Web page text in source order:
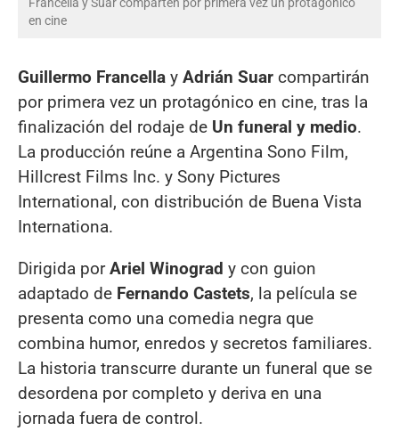
Francella y Suar comparten por primera vez un protagónico
en cine
Guillermo Francella y Adrián Suar compartirán
por primera vez un protagónico en cine, tras la
finalización del rodaje de Un funeral y medio.
La producción reúne a Argentina Sono Film,
Hillcrest Films Inc. y Sony Pictures
International, con distribución de Buena Vista
Internationa.
Dirigida porAriel Winograd y con guion
adaptado de Fernando Castets, la película se
presenta como una comedia negra que
combina humor, enredos y secretos familiares.
La historia transcurre durante un funeral que se
desordena por completo y deriva en una
jornada fuera de control.